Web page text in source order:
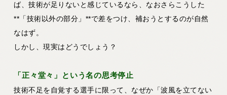
ば、技術が足りないと感じているなら、なおさらこうした
**「技術以外の部分」**で差をつけ、補おうとするのが自然
なはず。
しかし、現実はどうでしょう？
「正々堂々」という名の思考停止
技術不足を自覚する選手に限って、なぜか「波風を立てない